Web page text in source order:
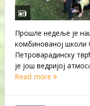
Прошле недеље је
комбинованој школи
Петроварадинску
је још ведријој
Read more